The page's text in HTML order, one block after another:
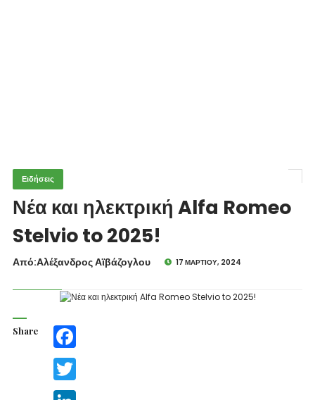
Ειδήσεις
Νέα και ηλεκτρική Alfa Romeo
Stelvio to 2025!
Από:Aλέξανδρος Αϊβάζογλου 17 ΜΑΡΤΊΟΥ, 2024
Share Facebook
Twitter
LinkedIn